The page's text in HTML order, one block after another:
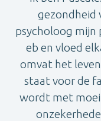
gezondheid
psycholoog mijn
eb en vloed
omvat het
staat voor de
wordt met